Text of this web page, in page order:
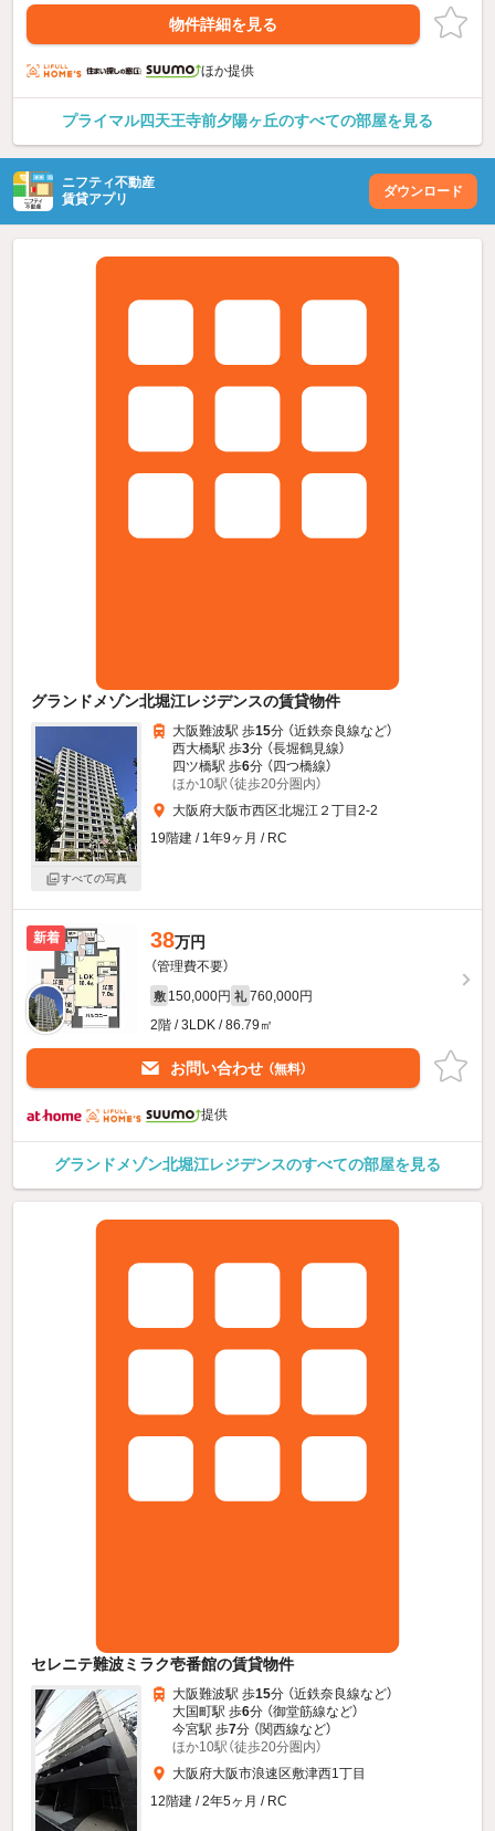
物件詳細を見る
ほか提供
プライマル四天王寺前夕陽ヶ丘のすべての部屋を見る
ニフティ不動産
賃貸アプリ
ダウンロード
グランドメゾン北堀江レジデンスの賃貸物件
すべての写真
大阪難波駅 歩15分 （近鉄奈良線など）
西大橋駅 歩3分 （長堀鶴見線）
四ツ橋駅 歩6分 （四つ橋線）
ほか10駅（徒歩20分圏内）
大阪府大阪市西区北堀江２丁目2-2
19階建 / 1年9ヶ月 / RC
新着 38万円
（管理費不要）
敷 150,000円 礼 760,000円
2階 / 3LDK / 86.79㎡
お問い合わせ （無料）
提供
グランドメゾン北堀江レジデンスのすべての部屋を見る
セレニテ難波ミラク壱番館の賃貸物件
大阪難波駅 歩15分 （近鉄奈良線など）
大国町駅 歩6分 （御堂筋線など）
今宮駅 歩7分 （関西線など）
ほか10駅（徒歩20分圏内）
大阪府大阪市浪速区敷津西1丁目
12階建 / 2年5ヶ月 / RC